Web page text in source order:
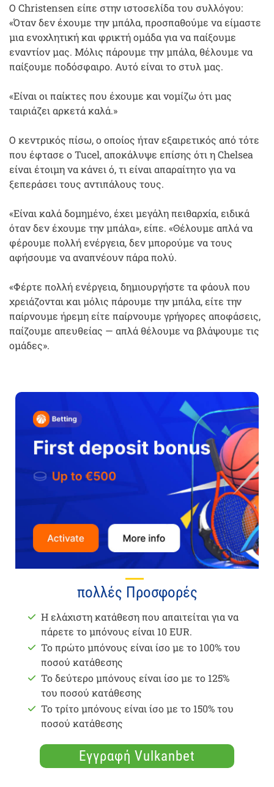
Ο Christensen είπε στην ιστοσελίδα του συλλόγου:
«Όταν δεν έχουμε την μπάλα, προσπαθούμε να είμαστε
μια ενοχλητική και φρικτή ομάδα για να παίξουμε
εναντίον μας. Μόλις πάρουμε την μπάλα, θέλουμε να
παίξουμε ποδόσφαιρο. Αυτό είναι το στυλ μας.
«Είναι οι παίκτες που έχουμε και νομίζω ότι μας
ταιριάζει αρκετά καλά.»
Ο κεντρικός πίσω, ο οποίος ήταν εξαιρετικός από τότε
που έφτασε ο Tucel, αποκάλυψε επίσης ότι η Chelsea
είναι έτοιμη να κάνει ό, τι είναι απαραίτητο για να
ξεπεράσει τους αντιπάλους τους.
«Είναι καλά δομημένο, έχει μεγάλη πειθαρχία, ειδικά
όταν δεν έχουμε την μπάλα», είπε. «Θέλουμε απλά να
φέρουμε πολλή ενέργεια, δεν μπορούμε να τους
αφήσουμε να αναπνέουν πάρα πολύ.
«Φέρτε πολλή ενέργεια, δημιουργήστε τα φάουλ που
χρειάζονται και μόλις πάρουμε την μπάλα, είτε την
παίρνουμε ήρεμη είτε παίρνουμε γρήγορες αποφάσεις,
παίζουμε απευθείας — απλά θέλουμε να βλάψουμε τις
ομάδες».
πολλές Προσφορές
Η ελάχιστη κατάθεση που απαιτείται για να
πάρετε το μπόνους είναι 10 EUR.
Το πρώτο μπόνους είναι ίσο με το 100% του
ποσού κατάθεσης
Το δεύτερο μπόνους είναι ίσο με το 125%
του ποσού κατάθεσης
Το τρίτο μπόνους είναι ίσο με το 150% του
ποσού κατάθεσης
Εγγραφή Vulkanbet